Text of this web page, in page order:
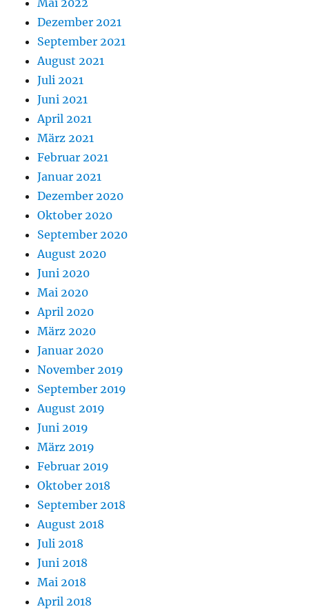
Dezember 2021
September 2021
August 2021
Juli 2021
Juni 2021
April 2021
März 2021
Februar 2021
Januar 2021
Dezember 2020
Oktober 2020
September 2020
August 2020
Juni 2020
Mai 2020
April 2020
März 2020
Januar 2020
November 2019
September 2019
August 2019
Juni 2019
März 2019
Februar 2019
Oktober 2018
September 2018
August 2018
Juli 2018
Juni 2018
Mai 2018
April 2018